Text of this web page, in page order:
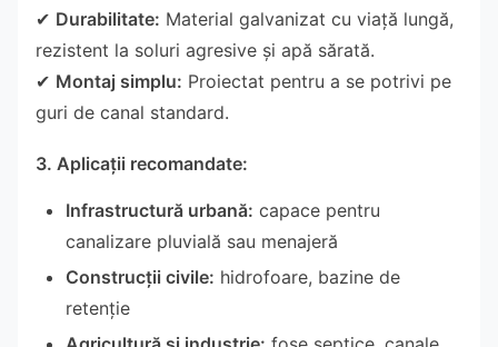
✔ Durabilitate: Material galvanizat cu viață lungă,
rezistent la soluri agresive și apă sărată.
✔ Montaj simplu: Proiectat pentru a se potrivi pe
guri de canal standard.
3. Aplicații recomandate:
Infrastructură urbană: capace pentru
canalizare pluvială sau menajeră
Construcții civile: hidrofoare, bazine de
retenție